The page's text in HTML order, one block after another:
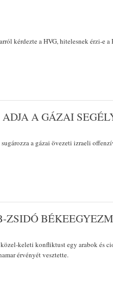
kérdezte a HVG, hitelesnek érzi-e
A GÁZAI
a gázai övezeti izraeli
ZSIDÓ
keleti konfliktust egy arabok és
érvényét vesztette.